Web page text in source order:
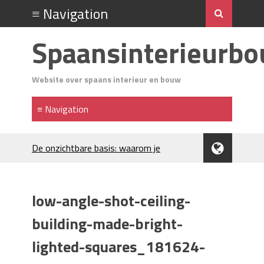
Website over spaans interieur en bouw
De onzichtbare basis: waarom je
trekken veel aandacht
Waar let je op bij het kiezen van
gevelreiniging?
Projectinrichting voor kantoren: hoe
low-angle-shot-ceiling-
building-made-bright-
lighted-squares_181624-